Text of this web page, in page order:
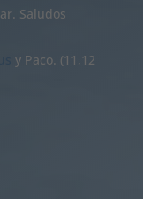
Saludos
y Paco. (11,12